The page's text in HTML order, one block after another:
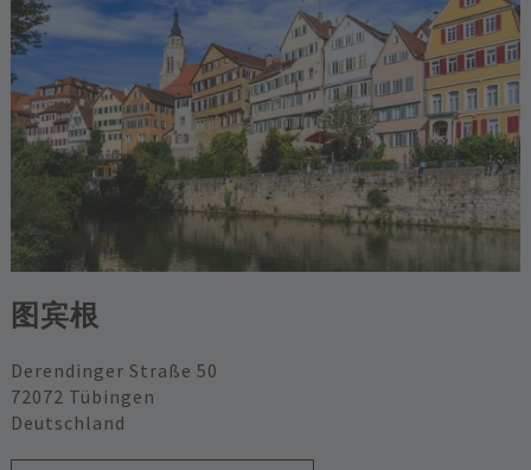
图宾根
Derendinger Straße 50
72072 Tübingen
Deutschland